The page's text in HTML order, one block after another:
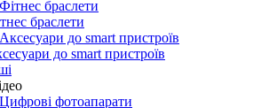
браслети
до smart пристроїв